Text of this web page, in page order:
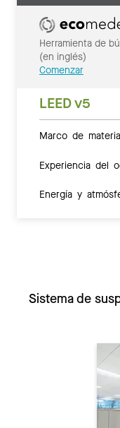
Herramienta de
(en inglés)
Comenzar
LEED v5
Marco de
Experiencia del
Energía y
Sistema de